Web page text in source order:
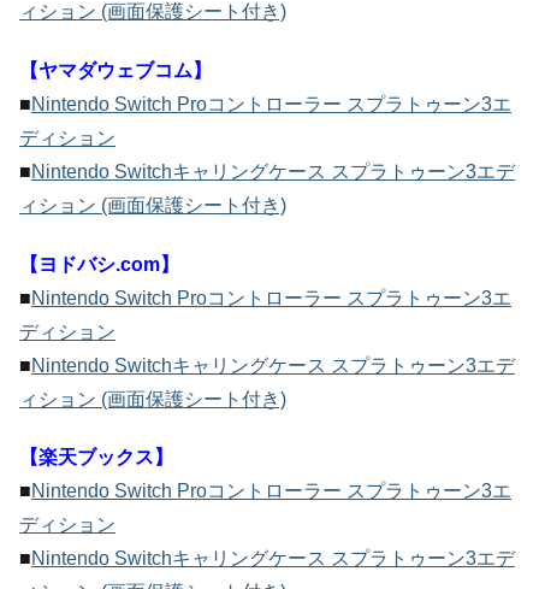
ィション (画面保護シート付き)
【ヤマダウェブコム】
■Nintendo Switch Proコントローラー スプラトゥーン3エ
ディション
■Nintendo Switchキャリングケース スプラトゥーン3エデ
ィション (画面保護シート付き)
【ヨドバシ.com】
■Nintendo Switch Proコントローラー スプラトゥーン3エ
ディション
■Nintendo Switchキャリングケース スプラトゥーン3エデ
ィション (画面保護シート付き)
【楽天ブックス】
■Nintendo Switch Proコントローラー スプラトゥーン3エ
ディション
■Nintendo Switchキャリングケース スプラトゥーン3エデ